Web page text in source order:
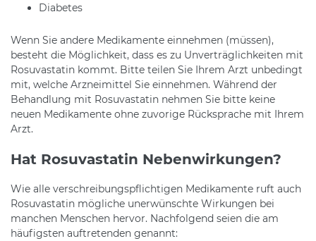
Diabetes
Wenn Sie andere Medikamente einnehmen (müssen),
besteht die Möglichkeit, dass es zu Unverträglichkeiten mit
Rosuvastatin kommt. Bitte teilen Sie Ihrem Arzt unbedingt
mit, welche Arzneimittel Sie einnehmen. Während der
Behandlung mit Rosuvastatin nehmen Sie bitte keine
neuen Medikamente ohne zuvorige Rücksprache mit Ihrem
Arzt.
Hat Rosuvastatin Nebenwirkungen?
Wie alle verschreibungspflichtigen Medikamente ruft auch
Rosuvastatin mögliche unerwünschte Wirkungen bei
manchen Menschen hervor. Nachfolgend seien die am
häufigsten auftretenden genannt: